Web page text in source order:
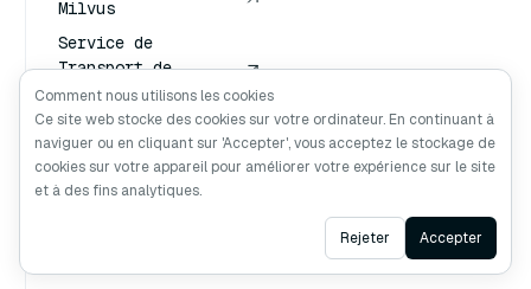
Milvus
Service de
Transport de
Vecteurs (VTS)
Chercheur en
profondeur
Claude Contexte
Ask AI
Comment nous utilisons les cookies
Ce site web stocke des cookies sur votre ordinateur. En continuant à
naviguer ou en cliquant sur 'Accepter', vous acceptez le stockage de
cookies sur votre appareil pour améliorer votre expérience sur le site
et à des fins analytiques.
Rejeter Accepter